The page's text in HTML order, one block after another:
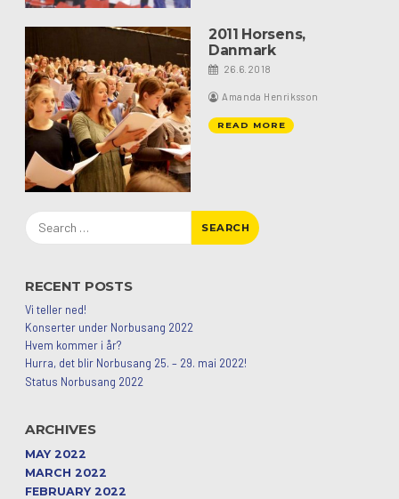
2011 Horsens,
Danmark
26.6.2018
Amanda Henriksson
READ MORE
Search
for:
RECENT POSTS
Vi teller ned!
Konserter under Norbusang 2022
Hvem kommer i år?
Hurra, det blir Norbusang 25. – 29. mai 2022!
Status Norbusang 2022
ARCHIVES
MAY 2022
MARCH 2022
FEBRUARY 2022